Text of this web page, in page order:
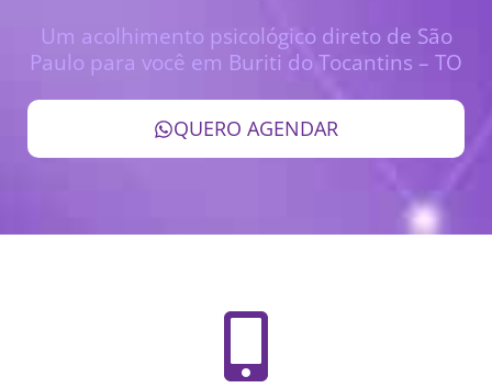
Um acolhimento psicológico direto de São
Paulo para você em Buriti do Tocantins – TO
QUERO AGENDAR